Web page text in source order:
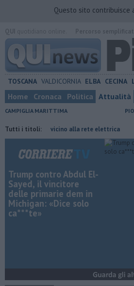
Questo sito contribuisce
TOSCANA VALDICORNIA ELBA CECINA
Home Cronaca Politica Attualità
CAMPIGLIA MARITTIMA
Tutti i titoli:
incendio vicino alla rete elettrica
Trump contro Abdul El-
Sayed, il vincitore
delle primarie dem in
Michigan: «Dice solo
ca***te»